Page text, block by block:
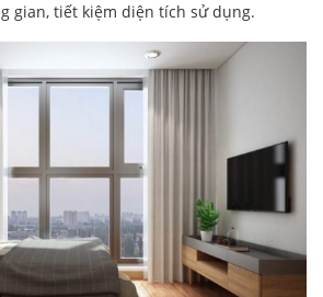
gian, tiết kiệm diện tích sử dụng.